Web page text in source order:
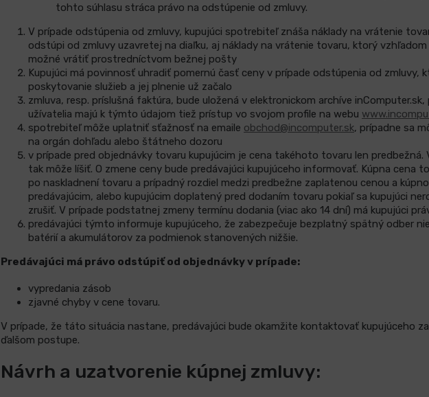
tohto súhlasu stráca právo na odstúpenie od zmluvy.
V prípade odstúpenia od zmluvy, kupujúci spotrebiteľ znáša náklady na vrátenie
odstúpi od zmluvy uzavretej na diaľku, aj náklady na vrátenie tovaru, ktorý
možné vrátiť prostredníctvom bežnej pošty
Kupujúci má povinnosť uhradiť pomernú časť ceny v prípade odstúpenia od zmluvy,
poskytovanie služieb a jej plnenie už začalo
zmluva, resp. príslušná faktúra, bude uložená v elektronickom archíve
užívatelia majú k týmto údajom tiež prístup vo svojom profile na webu
spotrebiteľ môže uplatniť sťažnosť na emaile obchod@incomputer.sk, prípadne sa
na orgán dohľadu alebo štátneho dozoru
v prípade pred objednávky tovaru kupujúcim je cena takéhoto tovaru len predbežná.
tak môže líšiť. O zmene ceny bude predávajúci kupujúceho informovať. Kúpna cena
po naskladnení tovaru a prípadný rozdiel medzi predbežne zaplatenou cenou a
predávajúcim, alebo kupujúcim doplatený pred dodaním tovaru pokiaľ sa kupujúci
zrušiť. V prípade podstatnej zmeny termínu dodania (viac ako 14 dní) má kupujúci
predávajúci týmto informuje kupujúceho, že zabezpečuje bezplatný spätný odber
batérií a akumulátorov za podmienok stanovených nižšie.
Predávajúci má právo odstúpiť od objednávky v prípade:
vypredania zásob
zjavné chyby v cene tovaru.
V prípade, že táto situácia nastane, predávajúci bude okamžite kontaktovať kupujúceho
ďalšom postupe.
Návrh a uzatvorenie kúpnej zmluvy: